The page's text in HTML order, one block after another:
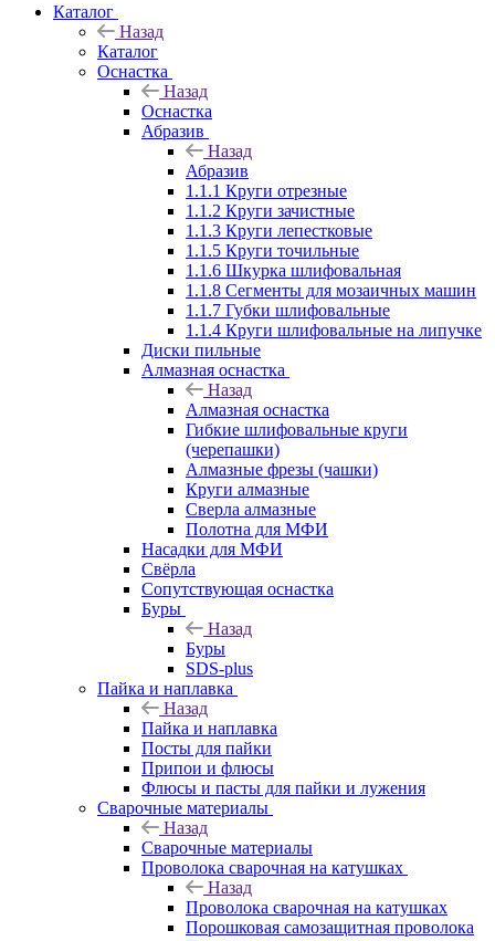
Каталог
Назад
Каталог
Оснастка
Назад
Оснастка
Абразив
Назад
Абразив
1.1.1 Круги отрезные
1.1.2 Круги зачистные
1.1.3 Круги лепестковые
1.1.5 Круги точильные
1.1.6 Шкурка шлифовальная
1.1.8 Сегменты для мозаичных машин
1.1.7 Губки шлифовальные
1.1.4 Круги шлифовальные на липучке
Диски пильные
Алмазная оснастка
Назад
Алмазная оснастка
Гибкие шлифовальные круги
(черепашки)
Алмазные фрезы (чашки)
Круги алмазные
Сверла алмазные
Полотна для МФИ
Насадки для МФИ
Свёрла
Сопутствующая оснастка
Буры
Назад
Буры
SDS-plus
Пайка и наплавка
Назад
Пайка и наплавка
Посты для пайки
Припои и флюсы
Флюсы и пасты для пайки и лужения
Сварочные материалы
Назад
Сварочные материалы
Проволока сварочная на катушках
Назад
Проволока сварочная на катушках
Порошковая самозащитная проволока